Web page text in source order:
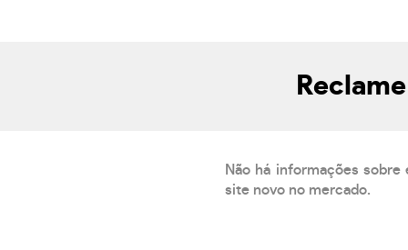
Não há informações
site novo no mercado.